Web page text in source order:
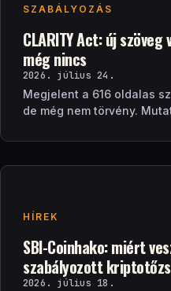
SZABÁLYOZÁS
CLARITY Act: új
még nincs
2026. július 24.
Megjelent a 616 oldalas
de még nem törvény.
HÍREK
SBI-Coinhako: miért
szabályozott
2026. július 18.